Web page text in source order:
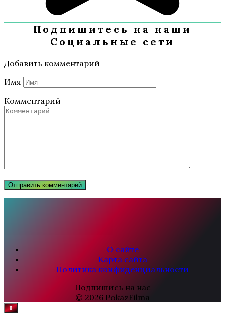
Подпишитесь на наши
Социальные сети
Добавить комментарий
Имя
Комментарий
О сайте
Карта сайта
Политика конфиденциальности
Подпишись на нас
© 2026 PokazFilma